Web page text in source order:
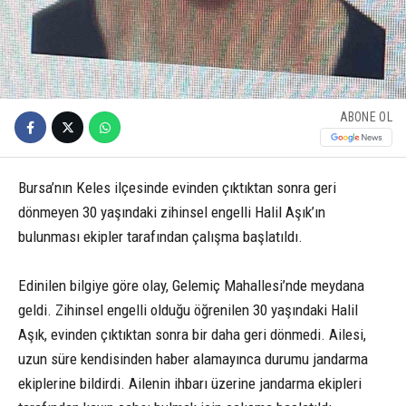
ABONE OL
Bursa’nın Keles ilçesinde evinden çıktıktan sonra geri
dönmeyen 30 yaşındaki zihinsel engelli Halil Aşık’ın
bulunması ekipler tarafından çalışma başlatıldı.
Edinilen bilgiye göre olay, Gelemiç Mahallesi’nde meydana
geldi. Zihinsel engelli olduğu öğrenilen 30 yaşındaki Halil
Aşık, evinden çıktıktan sonra bir daha geri dönmedi. Ailesi,
uzun süre kendisinden haber alamayınca durumu jandarma
ekiplerine bildirdi. Ailenin ihbarı üzerine jandarma ekipleri